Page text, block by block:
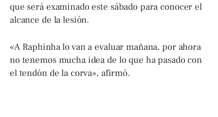
que será examinado este sábado para conocer el
alcance de la lesión.
«A Raphinha lo van a evaluar mañana, por ahora
no tenemos mucha idea de lo que ha pasado con
el tendón de la corva», afirmó.